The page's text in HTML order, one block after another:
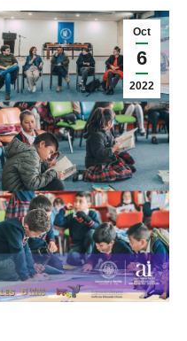
Oct
6
2022